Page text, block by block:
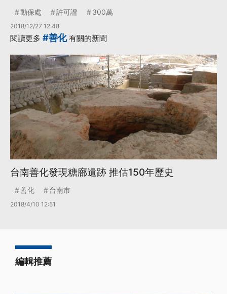
動保處 許可證 300萬
2018/12/27 12:48
閱讀更多 #善化有關的新聞
台南善化發現糖廍遺跡 推估150年歷史
善化 台南市
2018/4/10 12:51
編輯推薦